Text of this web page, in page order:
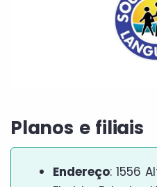
Planos e filiais
Endereço: 1556